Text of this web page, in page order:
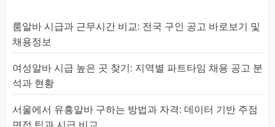
룸알바 시급과 근무시간 비교: 전국 구인 공고 바로보기 및
채용정보
여성알바 시급 높은 곳 찾기: 지역별 파트타임 채용 공고 분
석과 현황
서울에서 유흥알바 구하는 방법과 자격: 데이터 기반 주점